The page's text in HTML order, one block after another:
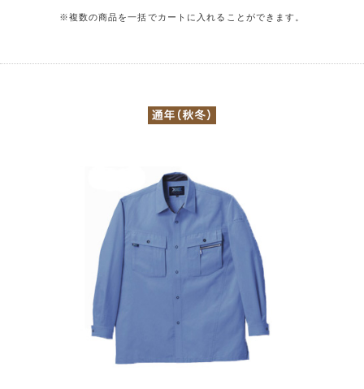
※複数の商品を一括でカートに入れることができます。